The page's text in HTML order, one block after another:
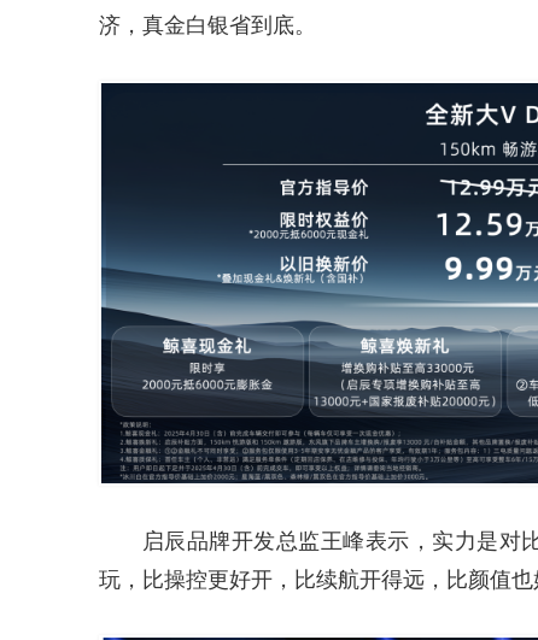
济，真金白银省到底。
启辰品牌开发总监王峰表示，实力是对
玩，比操控更好开，比续航开得远，比颜值也